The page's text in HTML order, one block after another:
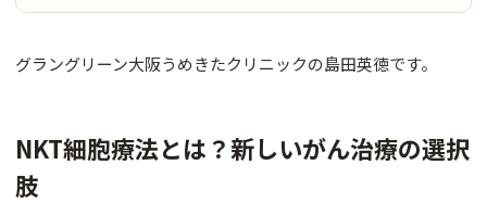
鼻
顎
グラングリーン大阪うめきたクリニックの島田英徳です。
NKT細胞療法とは？新しいがん治療の選択
肢